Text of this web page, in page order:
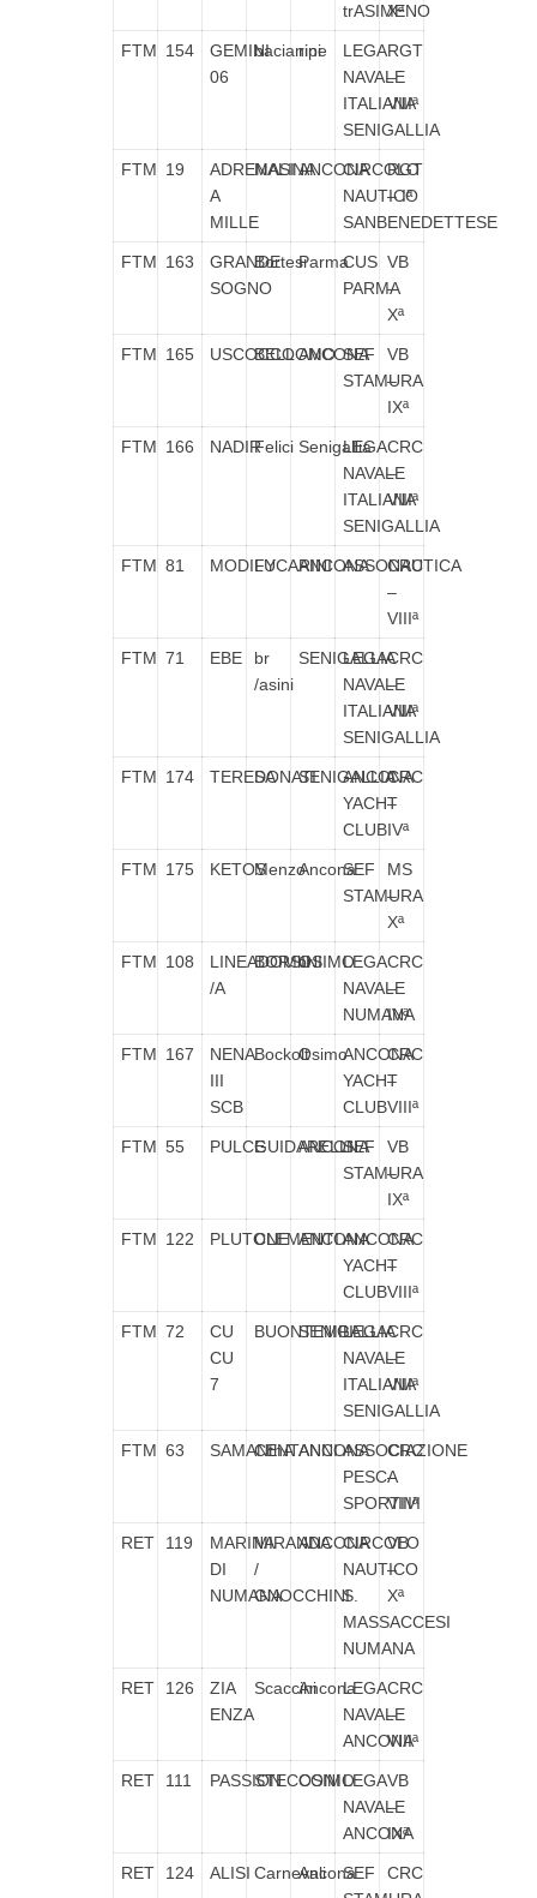
trASIMENO
Xª
FTM 154
GEMINI
06
bacianini
ripe
LEGA
NAVALE
ITALIANA
SENIGALLIA
RGT
–
VIIIª
FTM 19
ADRENALINA
A
MILLE
MASIANCONACIRCOLO
NAUTICO
SANBENEDETTESE
RGT
– Iª
FTM 163
GRANDE
SOGNO
BortesiParmaCUS
PARMA
VB
–
Xª
FTM 165 USCOCCOBELLOMOANCONA
SEF
STAMURA
VB
–
IXª
FTM 166 NADIRFelici Senigallia
LEGA
NAVALE
ITALIANA
SENIGALLIA
CRC
–
VIIIª
FTM 81 MODIFYLUCARINIANCONAASSONAUTICA
CRC
–
VIIIª
FTM 71 EBE
br
/asini
SENIGALLIA
LEGA
NAVALE
ITALIANA
SENIGALLIA
CRC
–
VIIIª
FTM 174 TERESADONATISENIGALLIA
ANCONA
YACHT
CLUB
CRC
–
IVª
FTM 175 KETOSMenzoAnconaSEF
STAMURA
MS
–
Xª
FTM 108
LINEADOMbr
/A
BORSINIOSIMOLEGA
NAVALE
NUMANA
CRC
–
IVª
FTM 167
NENA
III
SCB
BockoltOsimoANCONA
YACHT
CLUB
CRC
–
VIIIª
FTM 55 PULCEGUIDARELLI
ANCONA
SEF
STAMURA
VB
–
IXª
FTM 122 PLUTONECLEMENTI
ANCONAANCONA
YACHT
CLUB
CRC
–
VIIIª
FTM 72
CU
CU
7
BUONTEMPI
SENIGALLIA
LEGA
NAVALE
ITALIANA
SENIGALLIA
CRC
–
VIIIª
FTM 63 SAMANthACENTANNI
ANCONAASSOCIAZIONE
PESCA
SPORTIVI
CRC
–
VIIIª
RET 119
MARINA
DI
NUMANA
MIRANDA
/
GNOCCHINI
ANCONACIRCOLO
NAUTICO
S.
MASSACCESI
NUMANA
VB
–
Xª
RET 126
ZIA
ENZA
ScacciniAnconaLEGA
NAVALE
ANCONA
CRC
–
VIIIª
RET 111 PASSIONSTECCONI
OSIMOLEGA
NAVALE
ANCONA
VB
–
IXª
RET 124 ALISI CarnevaliAnconaSEF
CRC